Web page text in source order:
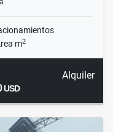
m2
Alquiler
USD